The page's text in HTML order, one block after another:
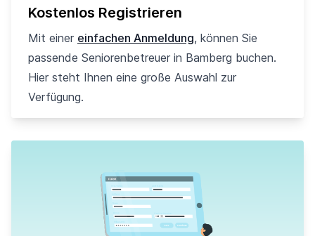
Kostenlos Registrieren
Mit einer einfachen Anmeldung, können Sie
passende Seniorenbetreuer in Bamberg buchen.
Hier steht Ihnen eine große Auswahl zur
Verfügung.